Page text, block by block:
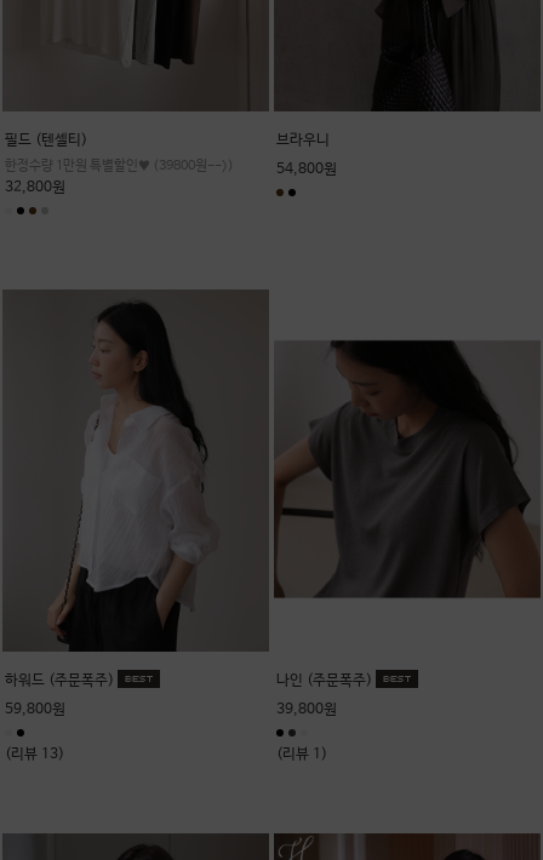
필드 (텐셀티)
한정수량 1만원 특별할인♥ (39800원-->)
32,800원
브라우니
54,800원
하워드 (주문폭주)
59,800원
(리뷰 13)
나인 (주문폭주)
39,800원
(리뷰 1)